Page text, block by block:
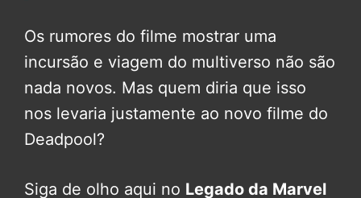
Os rumores do filme mostrar uma
incursão e viagem do multiverso não são
nada novos. Mas quem diria que isso
nos levaria justamente ao novo filme do
Deadpool?
Siga de olho aqui no Legado da Marvel